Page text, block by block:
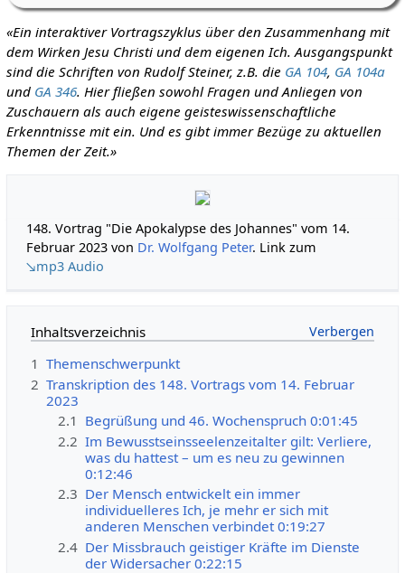
«Ein interaktiver Vortragszyklus über den Zusammenhang mit
dem Wirken Jesu Christi und dem eigenen Ich. Ausgangspunkt
sind die Schriften von Rudolf Steiner, z.B. die GA 104, GA 104a
und GA 346. Hier fließen sowohl Fragen und Anliegen von
Zuschauern als auch eigene geisteswissenschaftliche
Erkenntnisse mit ein. Und es gibt immer Bezüge zu aktuellen
Themen der Zeit.»
148. Vortrag "Die Apokalypse des Johannes" vom 14.
Februar 2023 von Dr. Wolfgang Peter. Link zum
↘mp3 Audio
Inhaltsverzeichnis
1 Themenschwerpunkt
2 Transkription des 148. Vortrags vom 14. Februar
2023
2.1 Begrüßung und 46. Wochenspruch 0:01:45
2.2 Im Bewusstseinsseelenzeitalter gilt: Verliere,
was du hattest – um es neu zu gewinnen
0:12:46
2.3 Der Mensch entwickelt ein immer
individuelleres Ich, je mehr er sich mit
anderen Menschen verbindet 0:19:27
2.4 Der Missbrauch geistiger Kräfte im Dienste
der Widersacher 0:22:15